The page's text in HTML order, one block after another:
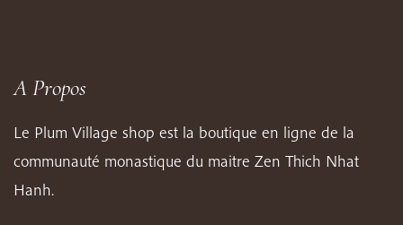
A Propos
Le Plum Village shop est la boutique en ligne de la
communauté monastique du maitre Zen Thich Nhat
Hanh.